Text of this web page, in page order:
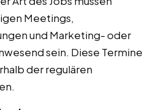
Meetings,
und Marketing- oder
sein. Diese Termine
der regulären